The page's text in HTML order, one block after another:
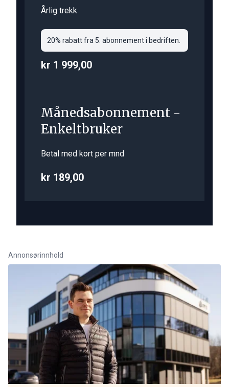
Årlig trekk
20% rabatt fra 5. abonnement i bedriften.
kr 1 999,00
Månedsabonnement -
Enkeltbruker
Betal med kort per mnd
kr 189,00
Annonsørinnhold